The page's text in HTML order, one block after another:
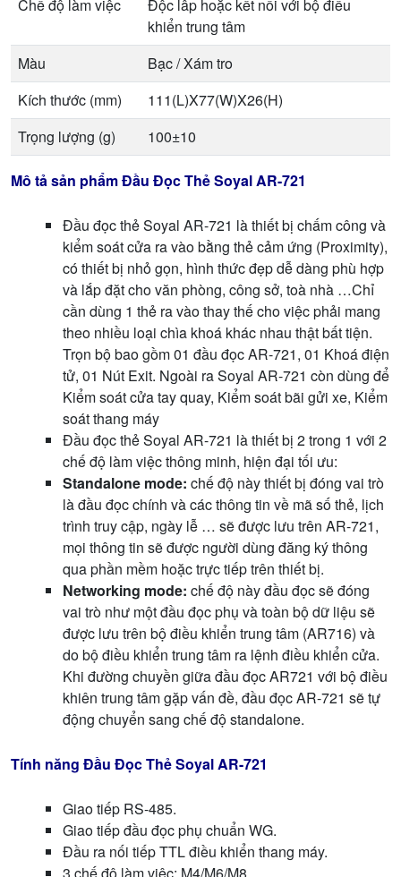
Mô tả sản phẩm Đầu Đọc Thẻ Soyal AR-721
Đầu đọc thẻ Soyal AR-721 là thiết bị chấm công và
kiểm soát cửa ra vào bằng thẻ cảm ứng (Proximity),
có thiết bị nhỏ gọn, hình thức đẹp dễ dàng phù hợp
và lắp đặt cho văn phòng, công sở, toà nhà …Chỉ
cần dùng 1 thẻ ra vào thay thế cho việc phải mang
theo nhiều loại chìa khoá khác nhau thật bất tiện.
Trọn bộ bao gồm 01 đầu đọc AR-721, 01 Khoá điện
tử, 01 Nút Exit. Ngoài ra Soyal AR-721 còn dùng để
Kiểm soát cửa tay quay, Kiểm soát bãi gửi xe, Kiểm
soát thang máy
Đầu đọc thẻ Soyal AR-721 là thiết bị 2 trong 1 với 2
chế độ làm việc thông minh, hiện đại tối ưu:
Standalone mode: chế độ này thiết bị đóng vai trò
là đầu đọc chính và các thông tin về mã số thẻ, lịch
trình truy cập, ngày lễ … sẽ được lưu trên AR-721,
mọi thông tin sẽ được người dùng đăng ký thông
qua phần mềm hoặc trực tiếp trên thiết bị.
Networking mode: chế độ này đầu đọc sẽ đóng
vai trò như một đầu đọc phụ và toàn bộ dữ liệu sẽ
được lưu trên bộ điều khiển trung tâm (AR716) và
do bộ điều khiển trung tâm ra lệnh điều khiển cửa.
Khi đường chuyền giữa đầu đọc AR721 với bộ điều
khiên trung tâm gặp vấn đề, đầu đọc AR-721 sẽ tự
động chuyển sang chế độ standalone.
Tính năng Đầu Đọc Thẻ Soyal AR-721
Giao tiếp RS-485.
Giao tiếp đầu đọc phụ chuẩn WG.
Đầu ra nối tiếp TTL điều khiển thang máy.
Chế độ làm việc
Độc lâp hoặc kết nối với bộ điều
khiển trung tâm
Màu
Bạc / Xám tro
Kích thước (mm)
111(L)X77(W)X26(H)
Trọng lượng (g)
100±10